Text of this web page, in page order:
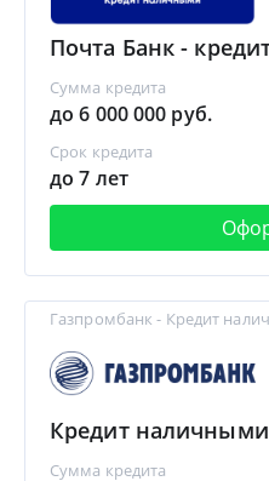
Почта Банк -
Сумма кредита
до 6 000 000 руб.
Срок кредита
до 7 лет
Газпромбанк - Кредит
Кредит
Сумма кредита